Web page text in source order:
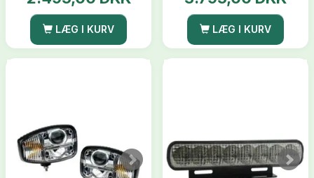
LÆG I KURV LÆG I KURV